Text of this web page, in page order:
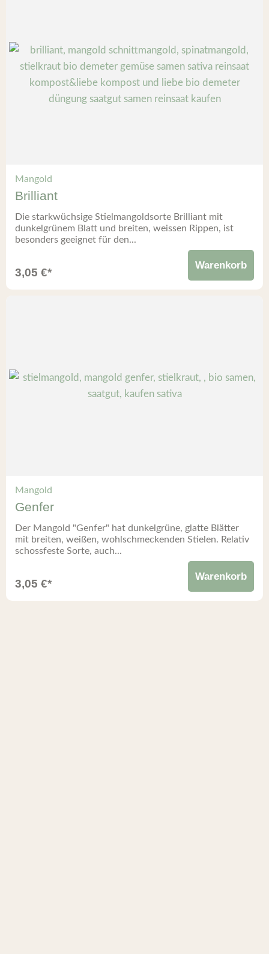
Mangold
Brilliant
Die starkwüchsige Stielmangoldsorte Brilliant mit
dunkelgrünem Blatt und breiten, weissen Rippen, ist
besonders geeignet für den...
3,05 €*
Warenkorb
Mangold
Genfer
Der Mangold "Genfer" hat dunkelgrüne, glatte Blätter
mit breiten, weißen, wohlschmeckenden Stielen. Relativ
schossfeste Sorte, auch...
3,05 €*
Warenkorb